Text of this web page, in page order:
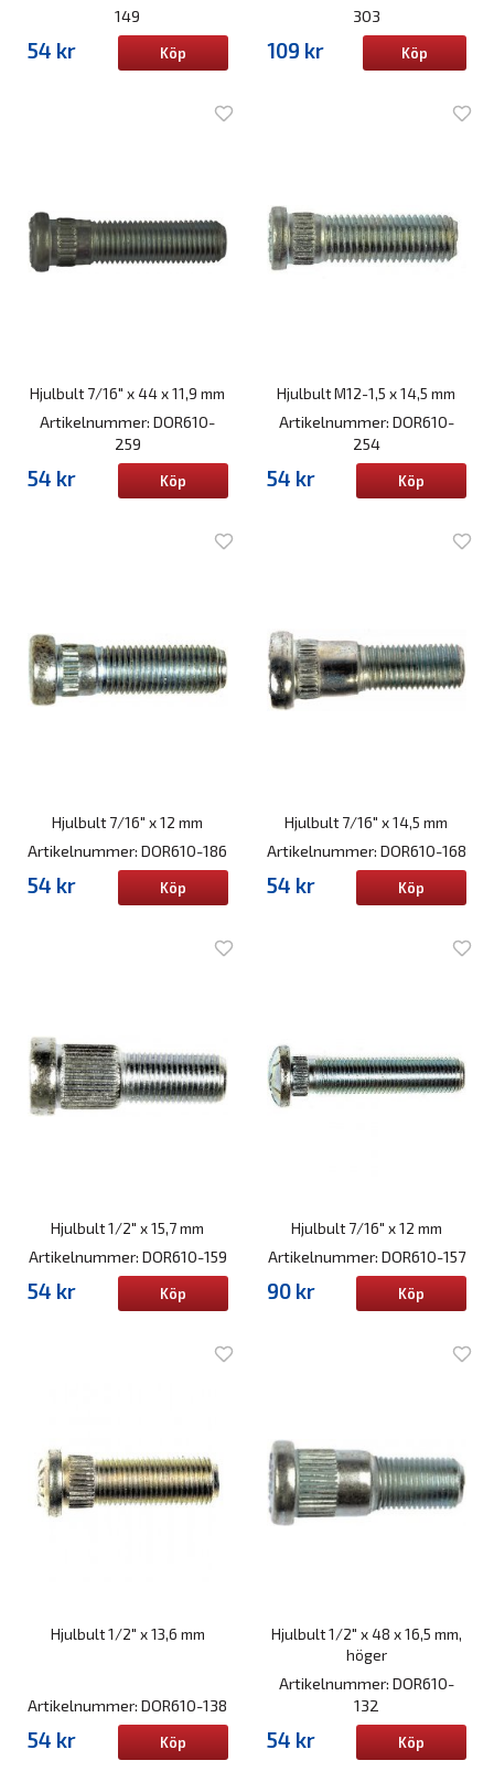
149
54 kr Köp
303
109 kr Köp
Hjulbult 7/16" x 44 x 11,9 mm
Artikelnummer: DOR610-
259
54 kr Köp
Hjulbult M12-1,5 x 14,5 mm
Artikelnummer: DOR610-
254
54 kr Köp
Hjulbult 7/16" x 12 mm
Artikelnummer: DOR610-186
54 kr Köp
Hjulbult 7/16" x 14,5 mm
Artikelnummer: DOR610-168
54 kr Köp
Hjulbult 1/2" x 15,7 mm
Artikelnummer: DOR610-159
54 kr Köp
Hjulbult 7/16" x 12 mm
Artikelnummer: DOR610-157
90 kr Köp
Hjulbult 1/2" x 13,6 mm
Artikelnummer: DOR610-138
54 kr Köp
Hjulbult 1/2" x 48 x 16,5 mm,
höger
Artikelnummer: DOR610-
132
54 kr Köp